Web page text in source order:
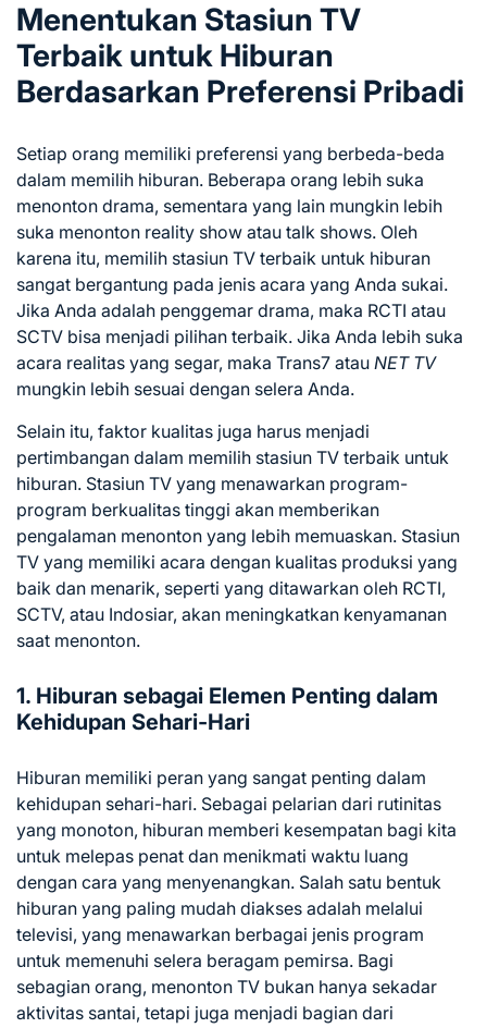
Menentukan Stasiun TV
Terbaik untuk Hiburan
Berdasarkan Preferensi Pribadi
Setiap orang memiliki preferensi yang berbeda-beda
dalam memilih hiburan. Beberapa orang lebih suka
menonton drama, sementara yang lain mungkin lebih
suka menonton reality show atau talk shows. Oleh
karena itu, memilih stasiun TV terbaik untuk hiburan
sangat bergantung pada jenis acara yang Anda sukai.
Jika Anda adalah penggemar drama, maka RCTI atau
SCTV bisa menjadi pilihan terbaik. Jika Anda lebih suka
acara realitas yang segar, maka Trans7 atau NET TV
mungkin lebih sesuai dengan selera Anda.
Selain itu, faktor kualitas juga harus menjadi
pertimbangan dalam memilih stasiun TV terbaik untuk
hiburan. Stasiun TV yang menawarkan program-
program berkualitas tinggi akan memberikan
pengalaman menonton yang lebih memuaskan. Stasiun
TV yang memiliki acara dengan kualitas produksi yang
baik dan menarik, seperti yang ditawarkan oleh RCTI,
SCTV, atau Indosiar, akan meningkatkan kenyamanan
saat menonton.
1. Hiburan sebagai Elemen Penting dalam
Kehidupan Sehari-Hari
Hiburan memiliki peran yang sangat penting dalam
kehidupan sehari-hari. Sebagai pelarian dari rutinitas
yang monoton, hiburan memberi kesempatan bagi kita
untuk melepas penat dan menikmati waktu luang
dengan cara yang menyenangkan. Salah satu bentuk
hiburan yang paling mudah diakses adalah melalui
televisi, yang menawarkan berbagai jenis program
untuk memenuhi selera beragam pemirsa. Bagi
sebagian orang, menonton TV bukan hanya sekadar
aktivitas santai, tetapi juga menjadi bagian dari